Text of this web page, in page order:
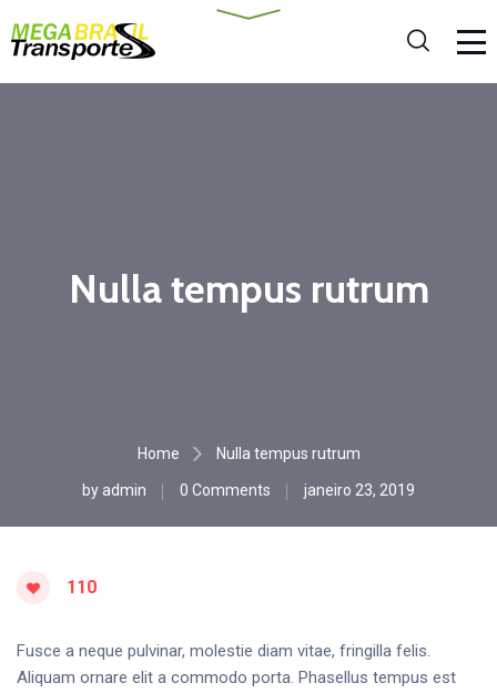
Nulla tempus rutrum
Home Nulla tempus rutrum
by admin 0 Comments janeiro 23, 2019
110
Fusce a neque pulvinar, molestie diam vitae, fringilla felis.
Aliquam ornare elit a commodo porta. Phasellus tempus est